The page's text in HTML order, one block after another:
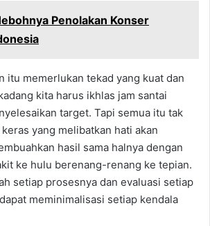
Penolakan Konser
itu memerlukan tekad yang kuat dan
kita harus ikhlas jam santai
target. Tapi semua itu tak
yang melibatkan hati akan
hasil sama halnya dengan
ke hulu berenang-renang ke tepian.
setiap prosesnya dan evaluasi setiap
meminimalisasi setiap kendala